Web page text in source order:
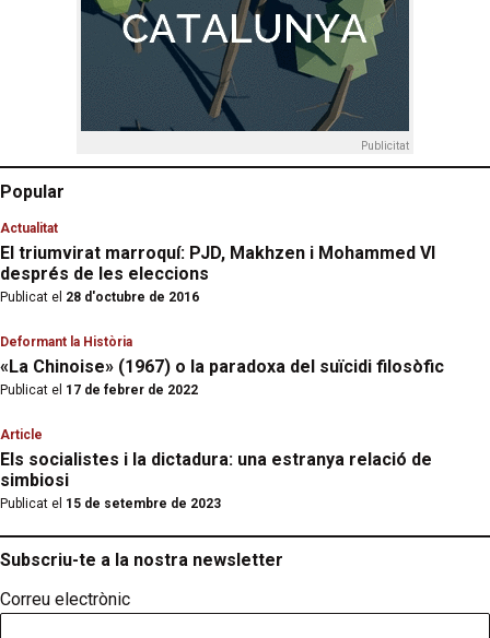
Publicitat
Popular
Actualitat
El triumvirat marroquí: PJD, Makhzen i Mohammed VI
després de les eleccions
Publicat el 28 d'octubre de 2016
Deformant la Història
«La Chinoise» (1967) o la paradoxa del suïcidi filosòfic
Publicat el 17 de febrer de 2022
Article
Els socialistes i la dictadura: una estranya relació de
simbiosi
Publicat el 15 de setembre de 2023
Subscriu-te a la nostra newsletter
Correu electrònic